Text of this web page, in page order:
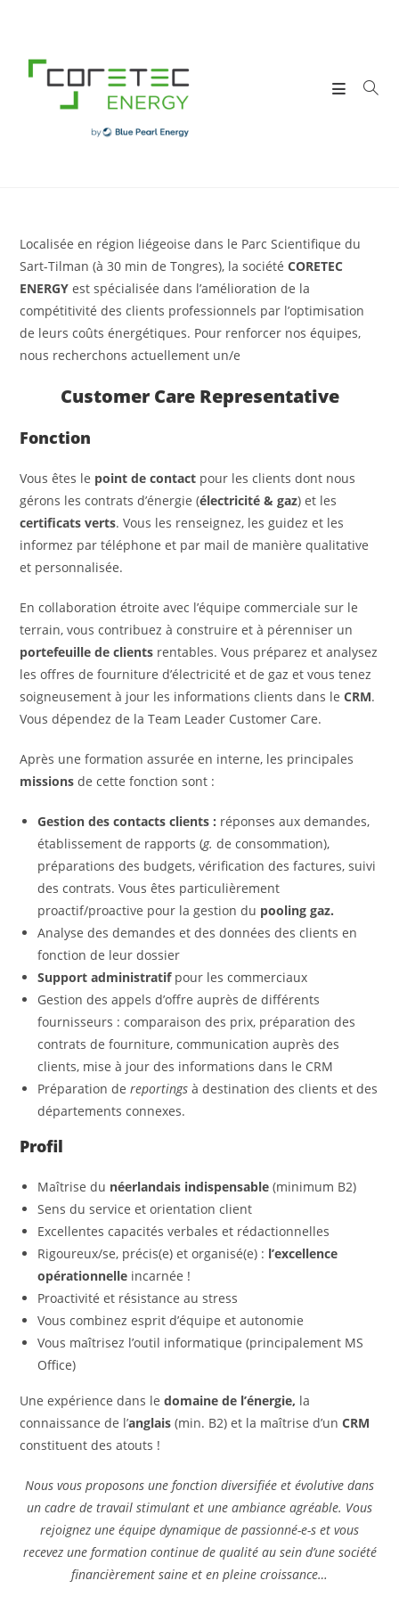
content
Localisée en région liégeoise dans le Parc Scientifique du
Sart-Tilman (à 30 min de Tongres), la sociétéCORETEC
ENERGY est spécialisée dans l’amélioration de la
compétitivité des clients professionnels par l’optimisation
de leurs coûts énergétiques. Pour renforcer nos équipes,
nous recherchons actuellement un/e
Customer Care Representative
Fonction
Vous êtes le point de contact pour les clients dont nous
gérons les contrats d’énergie (électricité & gaz) et les
certificats verts. Vous les renseignez, les guidez et les
informez par téléphone et par mail de manière qualitative
et personnalisée.
En collaboration étroite avec l’équipe commerciale sur le
terrain, vous contribuez à construire et à pérenniser un
portefeuille de clients rentables. Vous préparez et analysez
les offres de fourniture d’électricité et de gaz et vous tenez
soigneusement à jour les informations clients dans leCRM.
Vous dépendez de la Team Leader Customer Care.
Après une formation assurée en interne, les principales
missions de cette fonction sont :
Gestion des contacts clients : réponses aux demandes,
établissement de rapports (g. de consommation),
préparations des budgets, vérification des factures, suivi
des contrats. Vous êtes particulièrement
proactif/proactive pour la gestion du pooling gaz.
Analyse des demandes et des données des clients en
fonction de leur dossier
Support administratifpour les commerciaux
Gestion des appels d’offre auprès de différents
fournisseurs : comparaison des prix, préparation des
contrats de fourniture, communication auprès des
clients, mise à jour des informations dans le CRM
Préparation dereportings à destination des clients et des
départements connexes.
Profil
Maîtrise du néerlandais indispensable (minimum B2)
Sens du service et orientation client
Excellentes capacités verbales et rédactionnelles
Rigoureux/se, précis(e) et organisé(e) : l’excellence
opérationnelle incarnée !
Proactivité et résistance au stress
Vous combinez esprit d’équipe et autonomie
Vous maîtrisez l’outil informatique (principalement MS
Office)
Une expérience dans ledomaine de l’énergie, la
connaissance de l’anglais (min. B2) et la maîtrise d’unCRM
constituent des atouts !
Nous vous proposons une fonction diversifiée et évolutive dans
un cadre de travail stimulant et une ambiance agréable. Vous
rejoignez une équipe dynamique de passionné-e-s et vous
recevez une formation continue de qualité au sein d’une société
financièrement saine et en pleine croissance…